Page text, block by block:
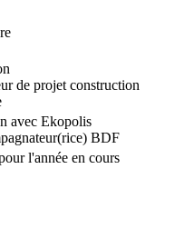
de projet construction
avec Ekopolis
BDF
l'année en cours